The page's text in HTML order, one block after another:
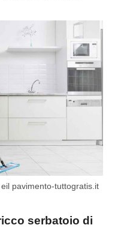
pavimento-tuttogratis.it
serbatoio di